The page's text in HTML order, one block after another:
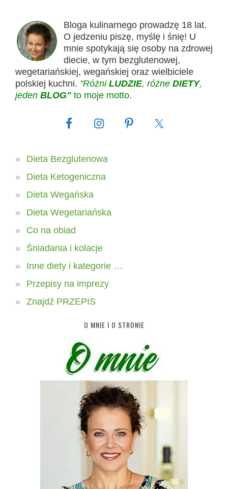
Bloga kulinarnego prowadzę 18 lat.
O jedzeniu piszę, myślę i śnię! U
mnie spotykają się osoby na zdrowej
diecie, w tym bezglutenowej,
wegetariańskiej, wegańskiej oraz wielbiciele
polskiej kuchni. "Różni LUDZIE, różne DIETY,
jeden BLOG" to moje motto.
Dieta Bezglutenowa
Dieta Ketogeniczna
Dieta Wegańska
Dieta Wegetariańska
Co na obiad
Śniadania i kolacje
Inne diety i kategorie …
Przepisy na imprezy
Znajdź PRZEPIS
O MNIE I O STRONIE